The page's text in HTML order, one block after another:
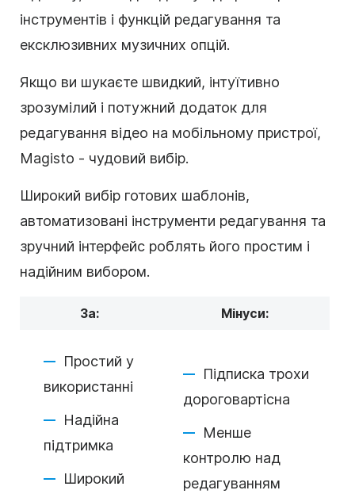
інструментів і функцій редагування та
ексклюзивних музичних опцій.
Якщо ви шукаєте швидкий, інтуїтивно
зрозумілий і потужний додаток для
редагування відео на мобільному пристрої,
Magisto - чудовий вибір.
Широкий вибір готових шаблонів,
автоматизовані інструменти редагування та
зручний інтерфейс роблять його простим і
надійним вибором.
За: Мінуси:
Простий у
використанні
Надійна
підтримка
Широкий
Підписка трохи
дороговартісна
Менше
контролю над
редагуванням